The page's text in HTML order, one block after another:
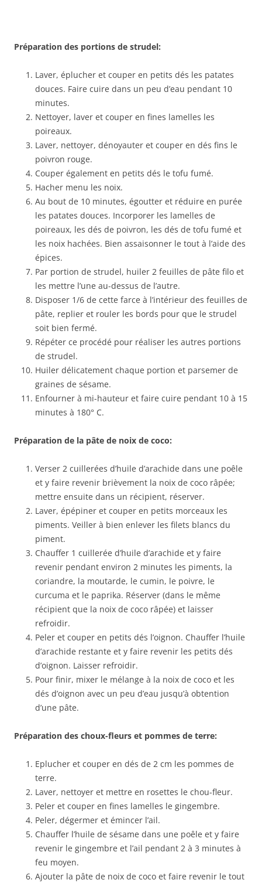
Préparation des portions de strudel:
Laver, éplucher et couper en petits dés les patates
douces. Faire cuire dans un peu d’eau pendant 10
minutes.
Nettoyer, laver et couper en fines lamelles les
poireaux.
Laver, nettoyer, dénoyauter et couper en dés fins le
poivron rouge.
Couper également en petits dés le tofu fumé.
Hacher menu les noix.
Au bout de 10 minutes, égoutter et réduire en purée
les patates douces. Incorporer les lamelles de
poireaux, les dés de poivron, les dés de tofu fumé et
les noix hachées. Bien assaisonner le tout à l’aide des
épices.
Par portion de strudel, huiler 2 feuilles de pâte filo et
les mettre l’une au-dessus de l’autre.
Disposer 1/6 de cette farce à l’intérieur des feuilles de
pâte, replier et rouler les bords pour que le strudel
soit bien fermé.
Répéter ce procédé pour réaliser les autres portions
de strudel.
Huiler délicatement chaque portion et parsemer de
graines de sésame.
Enfourner à mi-hauteur et faire cuire pendant 10 à 15
minutes à 180° C.
Préparation de la pâte de noix de coco:
Verser 2 cuillerées d’huile d’arachide dans une poêle
et y faire revenir brièvement la noix de coco râpée;
mettre ensuite dans un récipient, réserver.
Laver, épépiner et couper en petits morceaux les
piments. Veiller à bien enlever les filets blancs du
piment.
Chauffer 1 cuillerée d’huile d’arachide et y faire
revenir pendant environ 2 minutes les piments, la
coriandre, la moutarde, le cumin, le poivre, le
curcuma et le paprika. Réserver (dans le même
récipient que la noix de coco râpée) et laisser
refroidir.
Peler et couper en petits dés l’oignon. Chauffer l’huile
d’arachide restante et y faire revenir les petits dés
d’oignon. Laisser refroidir.
Pour finir, mixer le mélange à la noix de coco et les
dés d’oignon avec un peu d’eau jusqu’à obtention
d’une pâte.
Préparation des choux-fleurs et pommes de terre:
Eplucher et couper en dés de 2 cm les pommes de
terre.
Laver, nettoyer et mettre en rosettes le chou-fleur.
Peler et couper en fines lamelles le gingembre.
Peler, dégermer et émincer l’ail.
Chauffer l’huile de sésame dans une poêle et y faire
revenir le gingembre et l’ail pendant 2 à 3 minutes à
feu moyen.
Ajouter la pâte de noix de coco et faire revenir le tout